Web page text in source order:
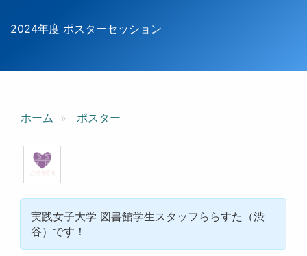
2024年度 ポスターセッション
ホーム ポスター
実践女子大学 図書館学生スタッフららすた（渋
谷）です！